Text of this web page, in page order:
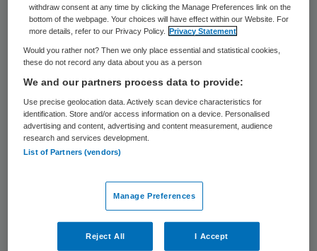
“Vanwege het aanbestedingssysteem van
de gemeenten zal er voldoende
concurrentiedruk overblijven op Tzorg”,
stelt ACM. “Ook na de overname blijven er
voor alle gemeenten voldoende alternatieve
aanbieders.”
TZorg Groep meldde
voornemens was de huishoudelijke hulp van
Amstelring over te nemen. Als belangrijkste
reden voor het afstoten van de Hulp bij het
Huishouden (HbH) noemde Amstelring de
withdraw consent at any time by clicking the Manage Preferences link on the
bottom of the webpage. Your choices will have effect within our Website. For
more details, refer to our Privacy Policy.
Privacy Statement
Would you rather not? Then we only place essential and statistical cookies,
these do not record any data about you as a person
We and our partners process data to provide:
Use precise geolocation data. Actively scan device characteristics for
identification. Store and/or access information on a device. Personalised
advertising and content, advertising and content measurement, audience
research and services development.
List of Partners (vendors)
Manage Preferences
Reject All I Accept